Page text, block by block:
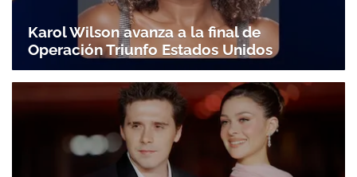
Karol Wilson avanza a la final de
Operación Triunfo Estados Unidos